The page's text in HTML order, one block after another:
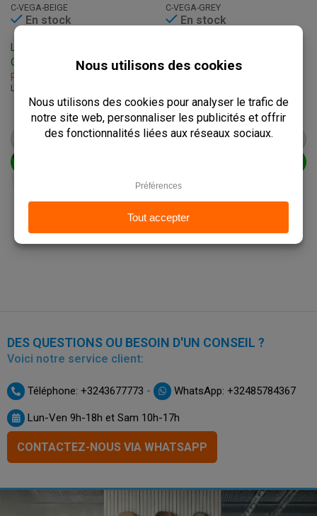
C-VEGA-BEIGE
En stock
Livraison: 3 - 7 Jours
Ouvrables
Retrait sous 2h
L: 58 x P: 61 x H: 78 cm
à.p.d.€ 106,25€84,95
VOIR LE PRODUIT
C-VEGA-GREY
En stock
Ouvrables
à.p.d.€106,25 €84,95
VOIR LE PRODUIT
DES QUESTIONS OU BESOIN D'UN CONSEIL ?
Voici notre service client:
Téléphone: +3243677773 - WhatsApp: +32485784367
Lun-Ven 9h-18h et Sam 10h-17h
CONTACTEZ-NOUS VIA WHATSAPP